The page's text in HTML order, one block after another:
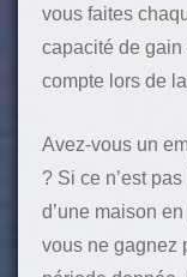
vous faites
capacité de gain
compte lors de
Avez-vous un
? Si ce n’est
d’une maison
vous ne gagnez